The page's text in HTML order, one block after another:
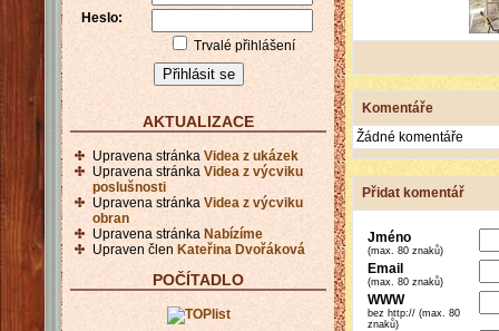
Komentáře
Žádné komentáře
Přidat komentář
Jméno
(max. 80 znaků)
Email
(max. 80 znaků)
WWW
bez http:// (max. 80
znaků)
Heslo:
Trvalé přihlášení
AKTUALIZACE
Upravena stránka Videa z ukázek
Upravena stránka Videa z výcviku
poslušnosti
Upravena stránka Videa z výcviku
obran
Upravena stránka Nabízíme
Upraven člen Kateřina Dvořáková
POČÍTADLO